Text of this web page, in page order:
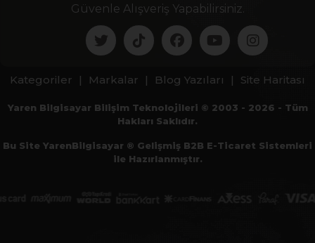
Güvenle Alışveriş Yapabilirsiniz.
Kategoriler | Markalar | Blog Yazıları | Site Haritası
Yaren Bilgisayar Bilişim Teknolojileri © 2003 - 2026 - Tüm
Hakları Saklıdır.
Bu Site YarenBilgisayar ® Gelişmiş B2B E-Ticaret Sistemleri
ile Hazırlanmıştır.